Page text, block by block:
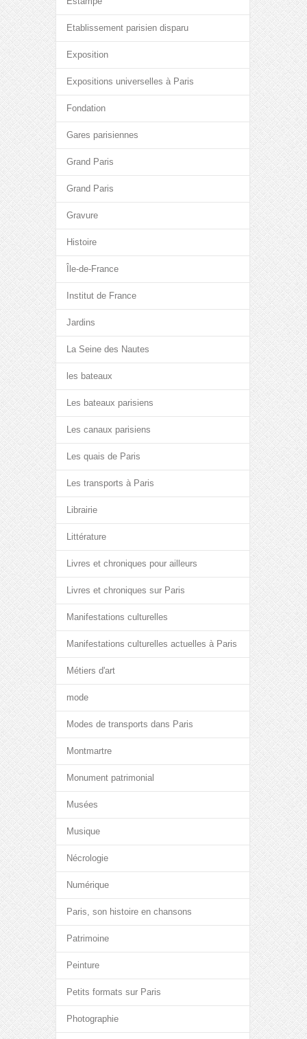
Etablissement parisien disparu
Exposition
Expositions universelles à Paris
Fondation
Gares parisiennes
Grand Paris
Grand Paris
Gravure
Histoire
Île-de-France
Institut de France
Jardins
La Seine des Nautes
les bateaux
Les bateaux parisiens
Les canaux parisiens
Les quais de Paris
Les transports à Paris
Librairie
Littérature
Livres et chroniques pour ailleurs
Livres et chroniques sur Paris
Manifestations culturelles
Manifestations culturelles actuelles à Paris
Métiers d'art
mode
Modes de transports dans Paris
Montmartre
Monument patrimonial
Musées
Musique
Nécrologie
Numérique
Paris, son histoire en chansons
Patrimoine
Peinture
Petits formats sur Paris
Photographie